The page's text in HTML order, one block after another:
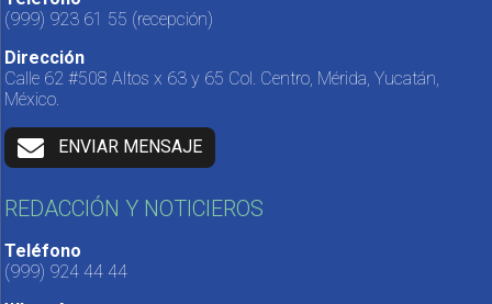
(999) 923 61 55 (recepción)
Dirección
Calle 62 #508 Altos x 63 y 65 Col. Centro, Mérida, Yucatán,
México.
ENVIAR MENSAJE
REDACCIÓN Y NOTICIEROS
Teléfono
(999) 924 44 44